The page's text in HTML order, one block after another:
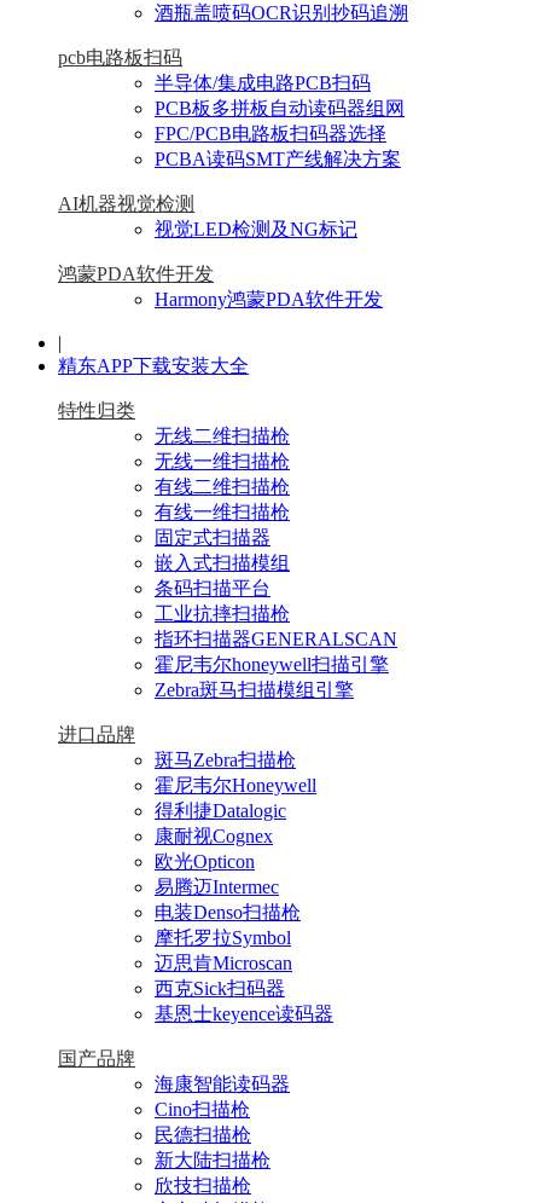
酒瓶盖喷码OCR识别抄码追溯
pcb电路板扫码
半导体/集成电路PCB扫码
PCB板多拼板自动读码器组网
FPC/PCB电路板扫码器选择
PCBA读码SMT产线解决方案
AI机器视觉检测
视觉LED检测及NG标记
鸿蒙PDA软件开发
Harmony鸿蒙PDA软件开发
|
精东APP下载安装大全
特性归类
无线二维扫描枪
无线一维扫描枪
有线二维扫描枪
有线一维扫描枪
固定式扫描器
嵌入式扫描模组
条码扫描平台
工业抗摔扫描枪
指环扫描器GENERALSCAN
霍尼韦尔honeywell扫描引擎
Zebra斑马扫描模组引擎
进口品牌
斑马Zebra扫描枪
霍尼韦尔Honeywell
得利捷Datalogic
康耐视Cognex
欧光Opticon
易腾迈Intermec
电装Denso扫描枪
摩托罗拉Symbol
迈思肯Microscan
西克Sick扫码器
基恩士keyence读码器
国产品牌
海康智能读码器
Cino扫描枪
民德扫描枪
新大陆扫描枪
欣技扫描枪